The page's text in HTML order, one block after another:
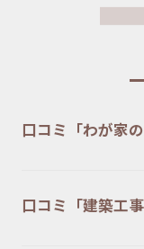
口コミ「わが家
口コミ「建築工事